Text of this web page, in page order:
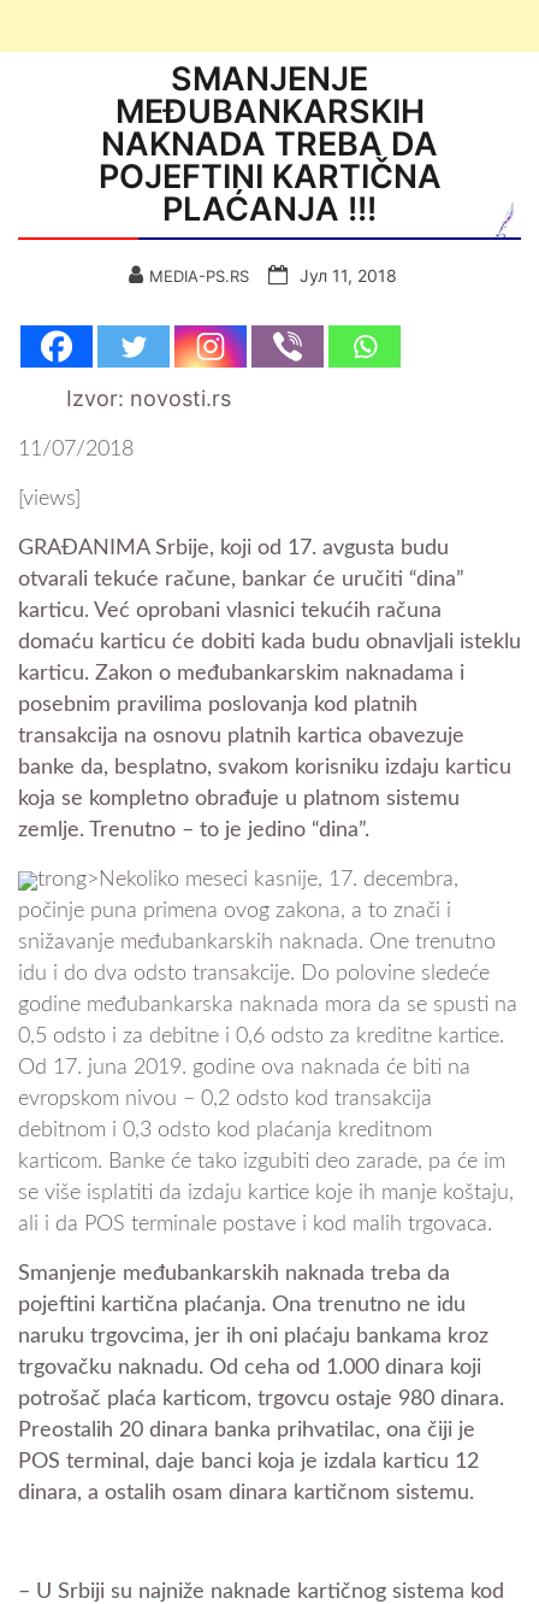
SMANJENJE
MEĐUBANKARSKIH
NAKNADA TREBA DA
POJEFTINI KARTIČNA
PLAĆANJA !!!
MEDIA-PS.RS Јул 11, 2018
Izvor: novosti.rs
11/07/2018
[views]
GRAĐANIMA Srbije, koji od 17. avgusta budu
otvarali tekuće račune, bankar će uručiti “dina”
karticu. Već oprobani vlasnici tekućih računa
domaću karticu će dobiti kada budu obnavljali isteklu
karticu. Zakon o međubankarskim naknadama i
posebnim pravilima poslovanja kod platnih
transakcija na osnovu platnih kartica obavezuje
banke da, besplatno, svakom korisniku izdaju karticu
koja se kompletno obrađuje u platnom sistemu
zemlje. Trenutno – to je jedino “dina”.
trong>Nekoliko meseci kasnije, 17. decembra,
počinje puna primena ovog zakona, a to znači i
snižavanje međubankarskih naknada. One trenutno
idu i do dva odsto transakcije. Do polovine sledeće
godine međubankarska naknada mora da se spusti na
0,5 odsto i za debitne i 0,6 odsto za kreditne kartice.
Od 17. juna 2019. godine ova naknada će biti na
evropskom nivou – 0,2 odsto kod transakcija
debitnom i 0,3 odsto kod plaćanja kreditnom
karticom. Banke će tako izgubiti deo zarade, pa će im
se više isplatiti da izdaju kartice koje ih manje koštaju,
ali i da POS terminale postave i kod malih trgovaca.
Smanjenje međubankarskih naknada treba da
pojeftini kartična plaćanja. Ona trenutno ne idu
naruku trgovcima, jer ih oni plaćaju bankama kroz
trgovačku naknadu. Od ceha od 1.000 dinara koji
potrošač plaća karticom, trgovcu ostaje 980 dinara.
Preostalih 20 dinara banka prihvatilac, ona čiji je
POS terminal, daje banci koja je izdala karticu 12
dinara, a ostalih osam dinara kartičnom sistemu.
– U Srbiji su najniže naknade kartičnog sistema kod